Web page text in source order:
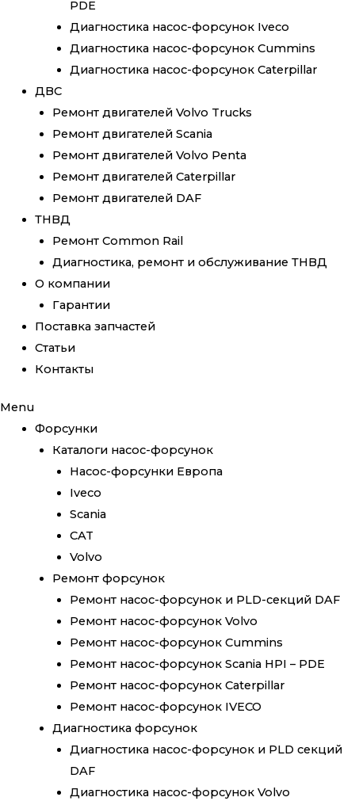
PDE
Диагностика насос-форсунок Iveco
Диагностика насос-форсунок Cummins
Диагностика насос-форсунок Caterpillar
ДВС
Ремонт двигателей Volvo Trucks
Ремонт двигателей Scania
Ремонт двигателей Volvo Penta
Ремонт двигателей Caterpillar
Ремонт двигателей DAF
ТНВД
Ремонт Common Rail
Диагностика, ремонт и обслуживание ТНВД
О компании
Гарантии
Поставка запчастей
Статьи
Контакты
Menu
Форсунки
Каталоги насос-форсунок
Насос-форсунки Европа
Iveco
Scania
CAT
Volvo
Ремонт форсунок
Ремонт насос-форсунок и PLD-секций DAF
Ремонт насос-форсунок Volvo
Ремонт насос-форсунок Cummins
Ремонт насос-форсунок Scania HPI – PDE
Ремонт насос-форсунок Caterpillar
Ремонт насос-форсунок IVECO
Диагностика форсунок
Диагностика насос-форсунок и PLD секций
DAF
Диагностика насос-форсунок Volvo